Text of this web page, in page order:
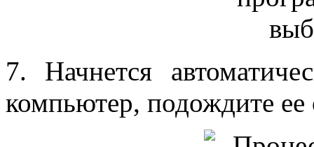
7. Начнется
компьютер, подождите